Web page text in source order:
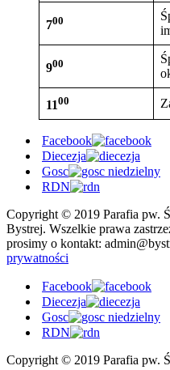
700
900
1100
Facebook
Diecezja
Gosc
RDN
Copyright © 2019 Parafia pw.
Bystrej. Wszelkie prawa
prosimy o kontakt:
prywatności
Facebook
Diecezja
Gosc
RDN
Copyright © 2019 Parafia pw.